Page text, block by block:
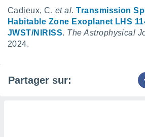
Cadieux, C. et al.Transmission
Habitable Zone Exoplanet LHS
JWST/NIRISS. The Astrophysical
2024.
Partager sur: